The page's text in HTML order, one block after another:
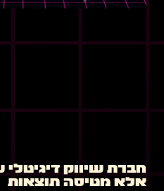
חברת שיווק
אלא מטיסה תוצאות